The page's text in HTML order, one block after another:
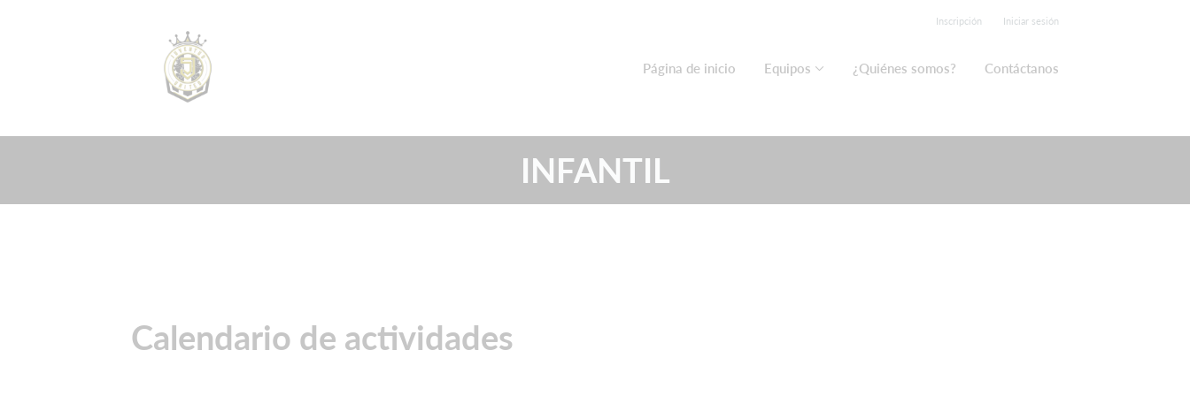
Inscripción Iniciar sesión
Página de inicio Equipos ¿Quiénes somos? Contáctanos
INFANTIL
Calendario de actividades